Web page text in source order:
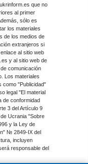
que no
al primer
sólo es
los materiales
de los medios de
extranjeros si
al sitio web
y al sitio web de
comunicación
Los materiales
como "Publicidad"
legal "El material
de conformidad
3 del Artículo 9
Ucrania "Sobre
y la Ley de
№ 2849-IX del
incluyen
responsable del